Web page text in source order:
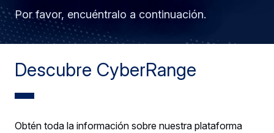
Por favor, encuéntralo a continuación.
Descubre CyberRange
Obtén toda la información sobre nuestra plataforma